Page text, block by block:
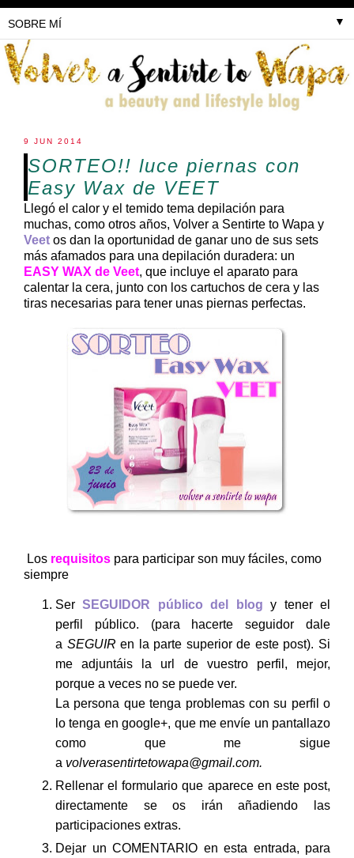
▼
9 JUN 2014
SORTEO!! luce piernas con
Easy Wax de VEET
Llegó el calor y el temido tema depilación para
muchas, como otros años, Volver a Sentirte to Wapa y
Veet os dan la oportunidad de ganar uno de sus sets
más afamados para una depilación duradera: un
EASY WAX de Veet, que incluye el aparato para
calentar la cera, junto con los cartuchos de cera y las
tiras necesarias para tener unas piernas perfectas.
Los requisitos para participar son muy fáciles, como
siempre
SerSEGUIDOR público del blog y tener el
perfil público. (para hacerte seguidor dale
a SEGUIR en la parte superior de este post). Si
me adjuntáis la url de vuestro perfil, mejor,
porque a veces no se puede ver.
La persona que tenga problemas con su perfil o
lo tenga en google+, que me envíe un pantallazo
como que me sigue
a volverasentirtetowapa@gmail.com.
Rellenar el formulario que aparece en este post,
directamente se os irán añadiendo las
participaciones extras.
Dejar un COMENTARIO en esta entrada, para